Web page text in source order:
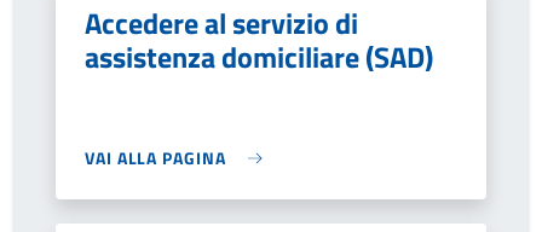
Accedere al servizio di
assistenza domiciliare (SAD)
VAI ALLA PAGINA